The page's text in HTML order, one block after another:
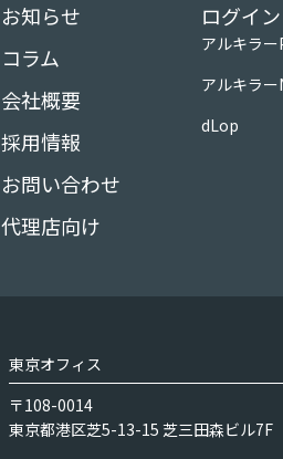
お知らせ
コラム
会社概要
採用情報
お問い合わせ
代理店向け
ログイン
アルキラ
アルキラー
dLop
東京オフィス
〒108-0014
東京都港区芝5-13-15 芝三田森ビル7F